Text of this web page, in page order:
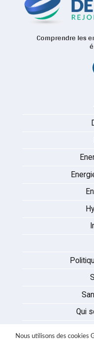
Comprendre les
Qui
Nous utilisons des cookies